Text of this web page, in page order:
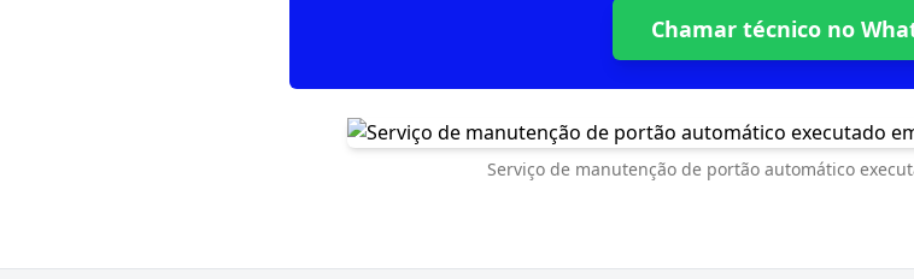
Chamar técnico no
Serviço de manutenção de portão automático